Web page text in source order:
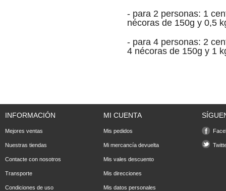
- para 2 personas: 1
nécoras de 150g y 0,5
- para 4 personas: 2
4 nécoras de 150g y 1
INFORMACIÓN
Mejores ventas
Nuestras tiendas
Contacte con nosotros
Transporte
Condiciones de uso
MI CUENTA
Mis pedidos
Mi mercancía devuelta
Mis vales descuento
Mis direcciones
Mis datos personales